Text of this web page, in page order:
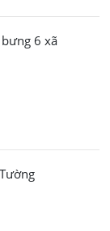
6 xã